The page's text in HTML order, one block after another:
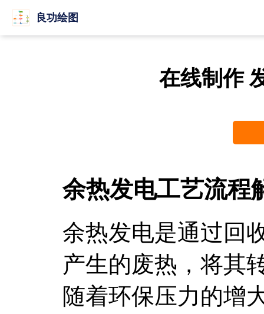
良功绘图
在线制作
余热发电工艺流程
余热发电是通过回
产生的废热，将其
随着环保压力的增